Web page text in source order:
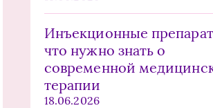
Инъекционные
что нужно знать о
современной
терапии
18.06.2026